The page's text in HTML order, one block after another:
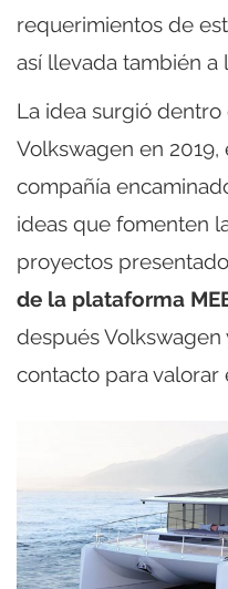
requerimientos de
así llevada también a
La idea surgió
Volkswagen en
compañía
ideas que fomenten
proyectos
de la plataforma
después Volkswagen
contacto para valorar